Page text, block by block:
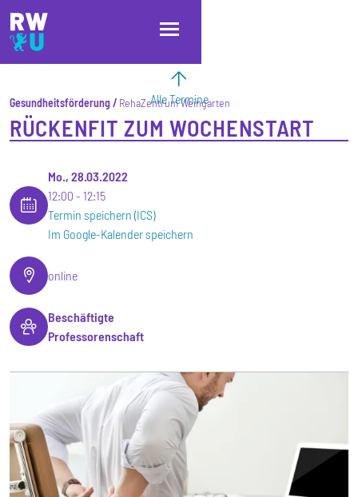
Direkt zum Inhalt
Direkt zur Hauptnavigation
Direkt zum Fußbereich
Alle Termine
Gesundheitsförderung RehaZentrum Weingarten
RÜCKENFIT ZUM WOCHENSTART
Mo., 28.03.2022
12:00
12:15
Termin speichern (ICS)
Im Google-Kalender speichern
online
Beschäftigte
Professorenschaft